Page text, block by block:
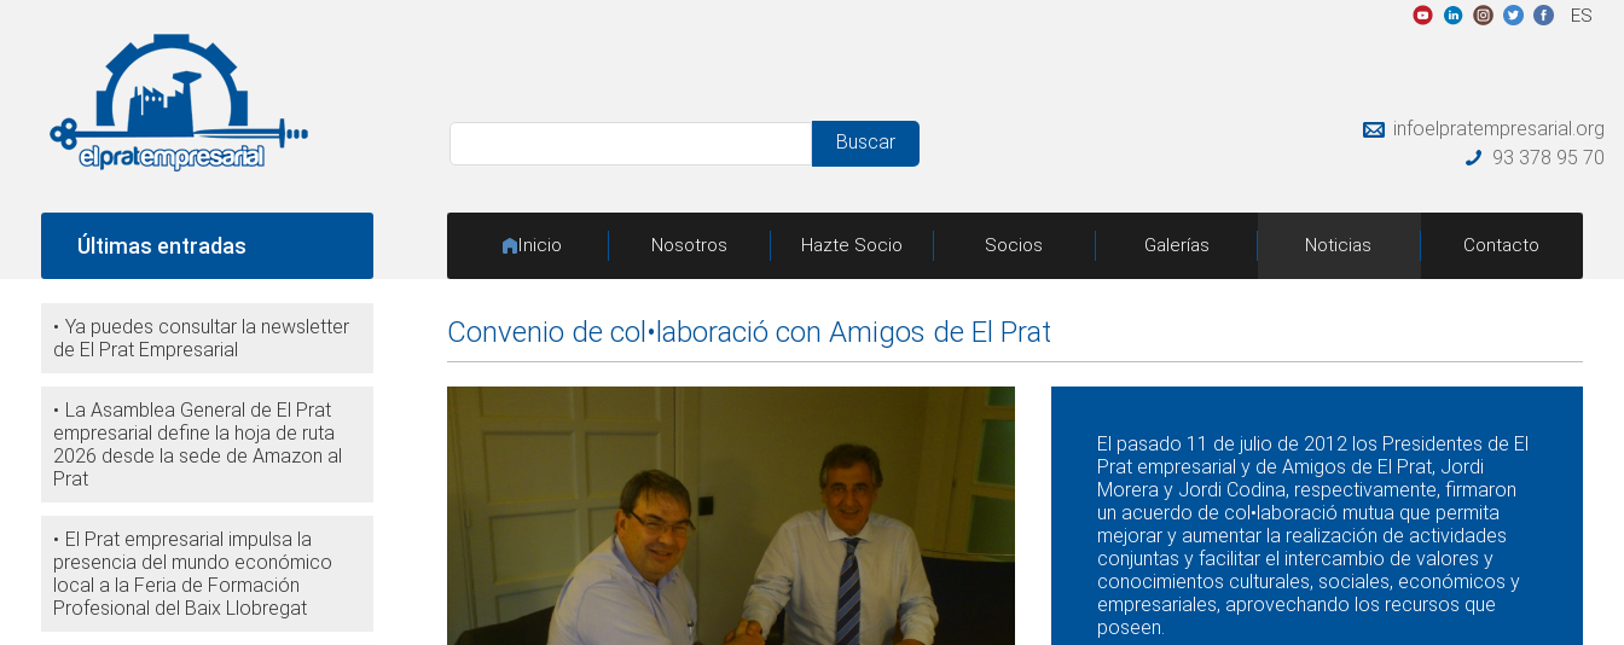
ES
Buscar
infoelpratempresarial.org
93 378 95 70
Últimas entradas
Ya puedes consultar la newsletter
de El Prat Empresarial
La Asamblea General de El Prat
empresarial define la hoja de ruta
2026 desde la sede de Amazon al
Prat
El Prat empresarial impulsa la
presencia del mundo económico
local a la Feria de Formación
Profesional del Baix Llobregat
Inicio Nosotros Hazte Socio Socios Galerías Noticias Contacto
Convenio de col•laboració con Amigos de El Prat
El pasado 11 de julio de 2012 los Presidentes de El
Prat empresarial y de Amigos de El Prat, Jordi
Morera y Jordi Codina, respectivamente, firmaron
un acuerdo de col•laboració mutua que permita
mejorar y aumentar la realización de actividades
conjuntas y facilitar el intercambio de valores y
conocimientos culturales, sociales, económicos y
empresariales, aprovechando los recursos que
poseen.